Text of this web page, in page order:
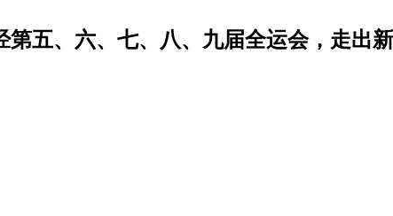
五、六、七、八、九届全运会，走出